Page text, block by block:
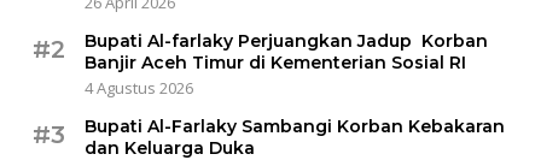
#2
Bupati Al-farlaky Perjuangkan Jadup Korban
Banjir Aceh Timur di Kementerian Sosial RI
4 Agustus 2026
#3
Bupati Al-Farlaky Sambangi Korban Kebakaran
dan Keluarga Duka